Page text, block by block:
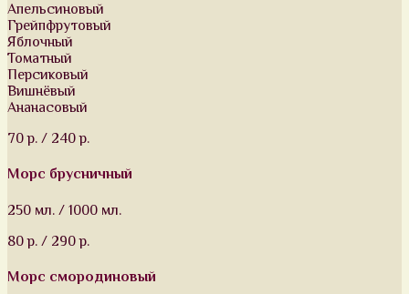
Апельсиновый
Грейпфрутовый
Яблочный
Томатный
Персиковый
Вишнёвый
Ананасовый
70 р. / 240 р.
Морс брусничный
250 мл. / 1000 мл.
80 р. / 290 р.
Морс смородиновый